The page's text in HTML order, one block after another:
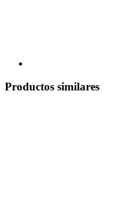
Productos similares